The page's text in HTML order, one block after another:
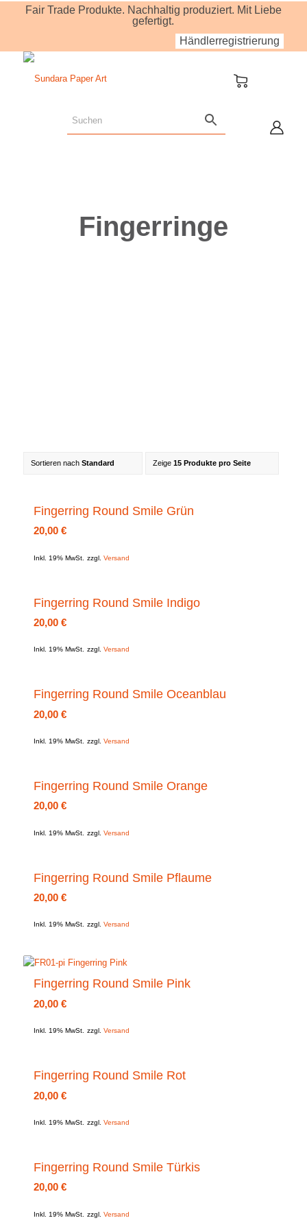
Fair Trade Produkte. Nachhaltig produziert. Mit Liebe
gefertigt.
Händlerregistrierung
Fingerringe
Sortieren nach Standard Zeige 15 Produkte pro Seite
Fingerring Round Smile Grün
20,00 €
Inkl. 19% MwSt. zzgl. Versand
Fingerring Round Smile Indigo
20,00 €
Inkl. 19% MwSt. zzgl. Versand
Fingerring Round Smile Oceanblau
20,00 €
Inkl. 19% MwSt. zzgl. Versand
Fingerring Round Smile Orange
20,00 €
Inkl. 19% MwSt. zzgl. Versand
Fingerring Round Smile Pflaume
20,00 €
Inkl. 19% MwSt. zzgl. Versand
Fingerring Round Smile Pink
20,00 €
Inkl. 19% MwSt. zzgl. Versand
Fingerring Round Smile Rot
20,00 €
Inkl. 19% MwSt. zzgl. Versand
Fingerring Round Smile Türkis
20,00 €
Inkl. 19% MwSt. zzgl. Versand